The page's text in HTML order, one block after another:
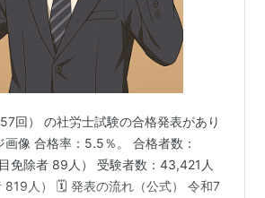
回） の社労士試験の合格発表があり
画像 合格率：5.5％。 合格者数：
免除者 89人） 受験者数：43,421人
819人） 🗓 発表の流れ（公式） 令和7